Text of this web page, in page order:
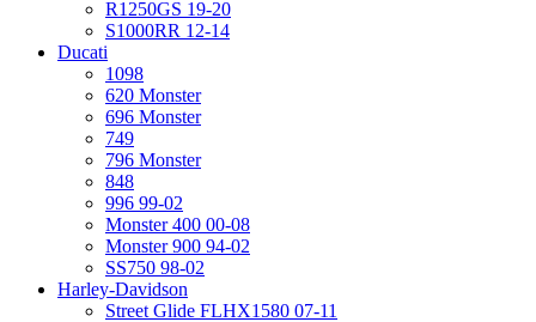
R1250GS 19-20
S1000RR 12-14
Ducati
1098
620 Monster
696 Monster
749
796 Monster
848
996 99-02
Monster 400 00-08
Monster 900 94-02
SS750 98-02
Harley-Davidson
Street Glide FLHX1580 07-11